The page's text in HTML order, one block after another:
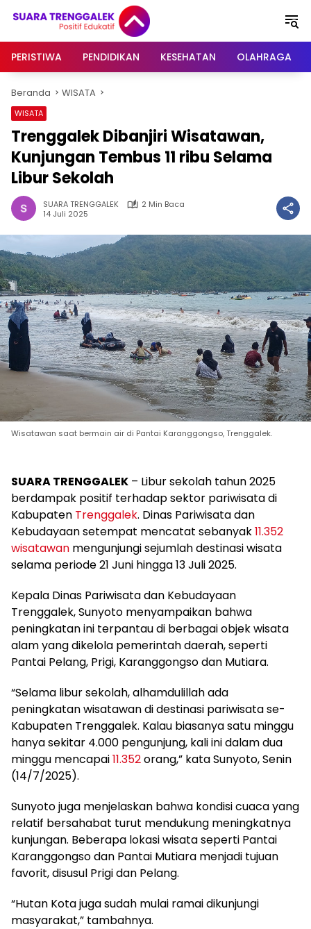
PERISTIWA
PENDIDIKAN KESEHATAN OLAHRAGA
Beranda WISATA
WISATA
Trenggalek Dibanjiri Wisatawan,
Kunjungan Tembus 11 ribu Selama
Libur Sekolah
SUARA TRENGGALEK
2 Min Baca
14 Juli 2025
Wisatawan saat bermain air di Pantai Karanggongso, Trenggalek.
SUARA TRENGGALEK – Libur sekolah tahun 2025
berdampak positif terhadap sektor pariwisata di
Kabupaten Trenggalek. Dinas Pariwisata dan
Kebudayaan setempat mencatat sebanyak11.352
wisatawan mengunjungi sejumlah destinasi wisata
selama periode 21 Juni hingga 13 Juli 2025.
Kepala Dinas Pariwisata dan Kebudayaan
Trenggalek, Sunyoto menyampaikan bahwa
peningkatan ini terpantau di berbagai objek wisata
alam yang dikelola pemerintah daerah, seperti
Pantai Pelang, Prigi, Karanggongso dan Mutiara.
“Selama libur sekolah, alhamdulillah ada
peningkatan wisatawan di destinasi pariwisata se-
Kabupaten Trenggalek. Kalau biasanya satu minggu
hanya sekitar 4.000 pengunjung, kali ini dalam dua
minggu mencapai11.352orang,” kata Sunyoto, Senin
(14/7/2025).
Sunyoto juga menjelaskan bahwa kondisi cuaca yang
relatif bersahabat turut mendukung meningkatnya
kunjungan. Beberapa lokasi wisata seperti Pantai
Karanggongso dan Pantai Mutiara menjadi tujuan
favorit, disusul Prigi dan Pelang.
“Hutan Kota juga sudah mulai ramai dikunjungi
masyarakat,” tambahnya.